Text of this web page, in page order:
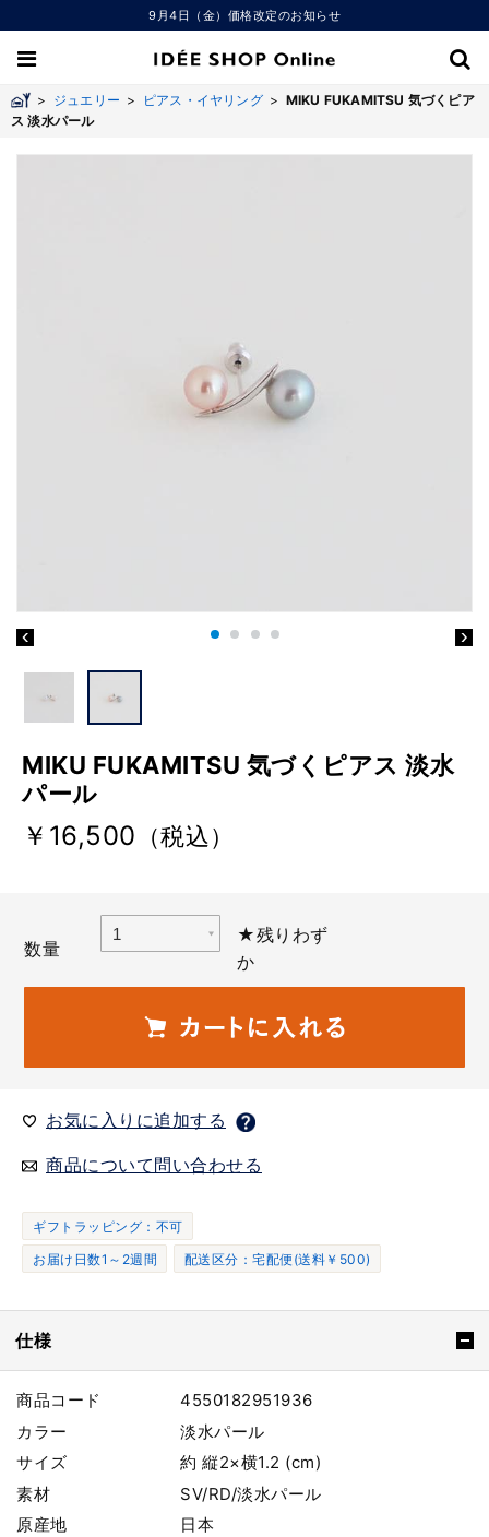
9月4日（金）価格改定のお知らせ
> ジュエリー > ピアス・イヤリング> MIKU FUKAMITSU 気づくピア
ス 淡水パール
MIKU FUKAMITSU 気づくピアス 淡水
パール
￥16,500 （税込）
数量
★残りわず
か
お気に入りに追加する
商品について問い合わせる
ギフトラッピング：不可
お届け日数1～2週間
配送区分：宅配便(送料￥500)
仕様
商品コード
4550182951936
カラー
淡水パール
サイズ
約 縦2×横1.2 (cm)
素材
SV/RD/淡水パール
原産地
日本